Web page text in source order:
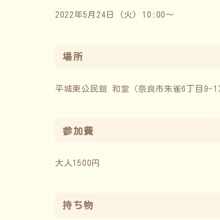
2022年5月24日 (火) 10:00～
場所
平城東公民館 和室（奈良市朱雀6丁目9-1
参加費
大人1500円
持ち物